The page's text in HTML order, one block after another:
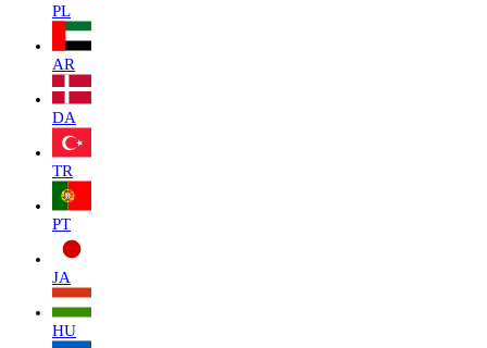
PL
AR
DA
TR
PT
JA
HU